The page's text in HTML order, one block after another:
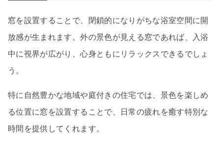
窓を設置することで、閉鎖的になりがちな浴室空間に開
放感が生まれます。外の景色が見える窓であれば、入浴
中に視界が広がり、心身ともにリラックスできるでしょ
う。
特に自然豊かな地域や庭付きの住宅では、景色を楽しめ
る位置に窓を設置することで、日常の疲れを癒す特別な
時間を提供してくれます。